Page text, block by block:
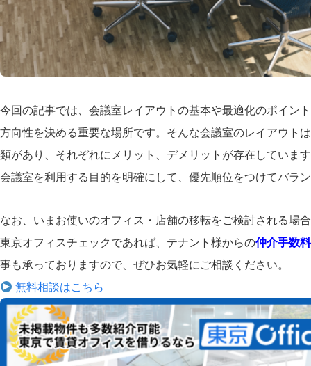
今回の記事では、会議室レイアウトの基本や最適化のポイン
方向性を決める重要な場所です。そんな会議室のレイアウト
類があり、それぞれにメリット、デメリットが存在していま
会議室を利用する目的を明確にして、優先順位をつけてバラ
なお、いまお使いのオフィス・店舗の移転をご検討される場
東京オフィスチェックであれば、テナント様からの仲介手数
事も承っておりますので、ぜひお気軽にご相談ください。
無料相談はこちら